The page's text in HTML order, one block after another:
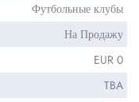
Футбольные клубы
На Продажу
EUR 0
TBA